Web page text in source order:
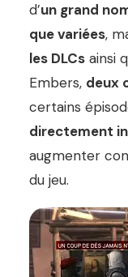
d’un grand
que variées,
les DLCs ainsi
Embers, deux
certains
directement
augmenter
du jeu.